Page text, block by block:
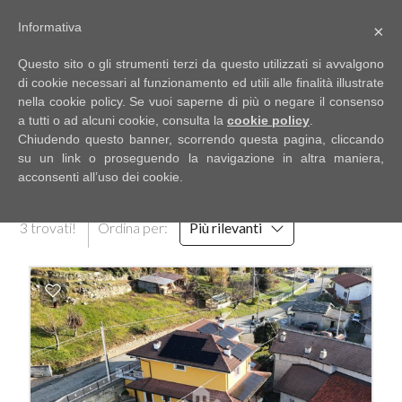
RISULTATI DELLA RICERCA
3 trovati! Ordina per: Più rilevanti
EN
HOME
SIAMO
IMMOBILI
SERVIZI
DICONO
Contratto
Qualsiasi
Vendita
Affitto
Scegli
dove
×
Informativa
Questo sito o gli strumenti terzi da questo utilizzati si avvalgono
di cookie necessari al funzionamento ed utili alle finalità illustrate
nella cookie policy. Se vuoi saperne di più o negare il consenso
a tutti o ad alcuni cookie, consulta la cookie policy
Chiudendo questo banner, scorrendo questa pagina, cliccando
su un link o proseguendo la navigazione in altra maniera,
acconsenti all’uso dei cookie.